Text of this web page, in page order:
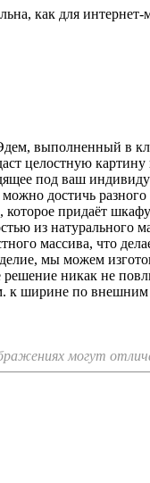
как для
выполненный в
целостную
под ваш
достичь
придаёт
из натурального
массива, что
мы можем
никак не
к ширине по внешним
могут